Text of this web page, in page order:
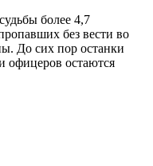
более 4,7
без вести во
До сих пор останки
офицеров остаются